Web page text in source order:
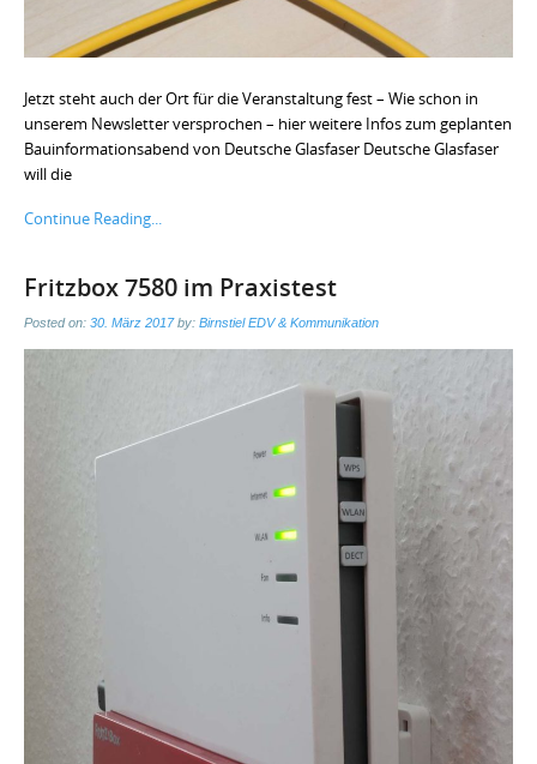
Jetzt steht auch der Ort für die Veranstaltung fest – Wie schon in
unserem Newsletter versprochen – hier weitere Infos zum geplanten
Bauinformationsabend von Deutsche Glasfaser Deutsche Glasfaser
will die
Continue Reading...
Fritzbox 7580 im Praxistest
Posted on: 30. März 2017by: Birnstiel EDV & Kommunikation